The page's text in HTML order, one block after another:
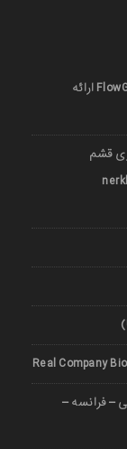
چرا بیشتر تریدرها رشد نمی‌کنند؟ راهکاری که FlowGenio ارائه
قشم
501036018 |
Real Company
– آلمانی – فرانسه –